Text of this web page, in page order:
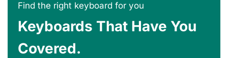
Find the right keyboard for you
Keyboards That Have You
Covered.